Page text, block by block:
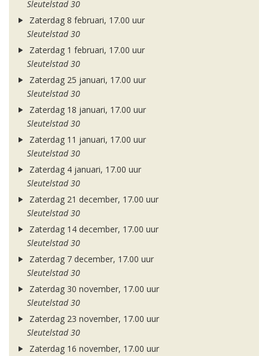
Sleutelstad 30
Zaterdag 8 februari, 17.00 uur
Sleutelstad 30
Zaterdag 1 februari, 17.00 uur
Sleutelstad 30
Zaterdag 25 januari, 17.00 uur
Sleutelstad 30
Zaterdag 18 januari, 17.00 uur
Sleutelstad 30
Zaterdag 11 januari, 17.00 uur
Sleutelstad 30
Zaterdag 4 januari, 17.00 uur
Sleutelstad 30
Zaterdag 21 december, 17.00 uur
Sleutelstad 30
Zaterdag 14 december, 17.00 uur
Sleutelstad 30
Zaterdag 7 december, 17.00 uur
Sleutelstad 30
Zaterdag 30 november, 17.00 uur
Sleutelstad 30
Zaterdag 23 november, 17.00 uur
Sleutelstad 30
Zaterdag 16 november, 17.00 uur